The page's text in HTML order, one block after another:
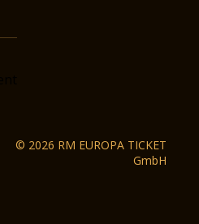
© 2026 RM EUROPA TICKET
GmbH